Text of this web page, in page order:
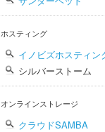
ホスティング
イノビズホスティン
シルバーストーム
オンラインストレージ
クラウドSAMBA